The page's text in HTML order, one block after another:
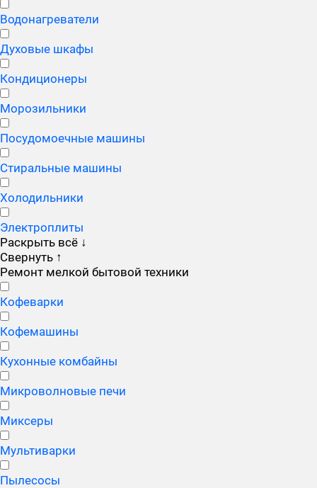
Водонагреватели
Духовые шкафы
Кондиционеры
Морозильники
Посудомоечные машины
Стиральные машины
Холодильники
Электроплиты
Раскрыть всё ↓
Свернуть ↑
Ремонт мелкой бытовой техники
Кофеварки
Кофемашины
Кухонные комбайны
Микроволновые печи
Миксеры
Мультиварки
Пылесосы